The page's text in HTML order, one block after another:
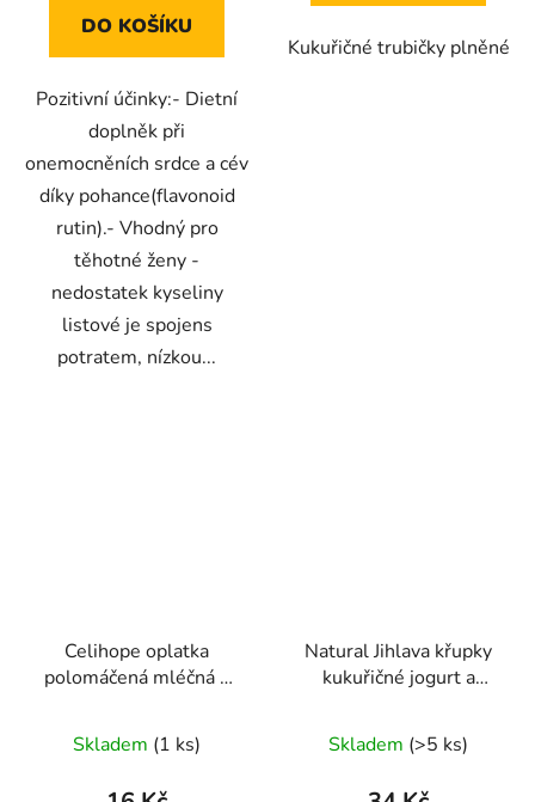
5
DO KOŠÍKU
Pozitivní účinky:- Dietní
doplněk při
onemocněních srdce a cév
díky pohance(flavonoid
rutin).- Vhodný pro
těhotné ženy -
nedostatek kyseliny
listové je spojens
potratem, nízkou...
hvězdiček.
Kukuřičné trubičky plněné
Celihope oplatka
polomáčená mléčná s
hodnocení
produktu
Skladem (1 ks)
Natural Jihlava křupky
kukuřičné jogurt a
hodnocení
produktu
Skladem (>5 ks)